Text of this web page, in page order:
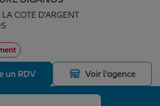
dépendance
de compagnie
la famille
retraite
COTE D'ARGENT
un RDV Voir l'agence